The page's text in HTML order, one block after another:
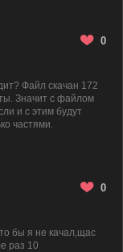
0
Файл скачан 172
Значит с файлом
и с этим будут
частями.
0
бы я не качал,щас
раз 10